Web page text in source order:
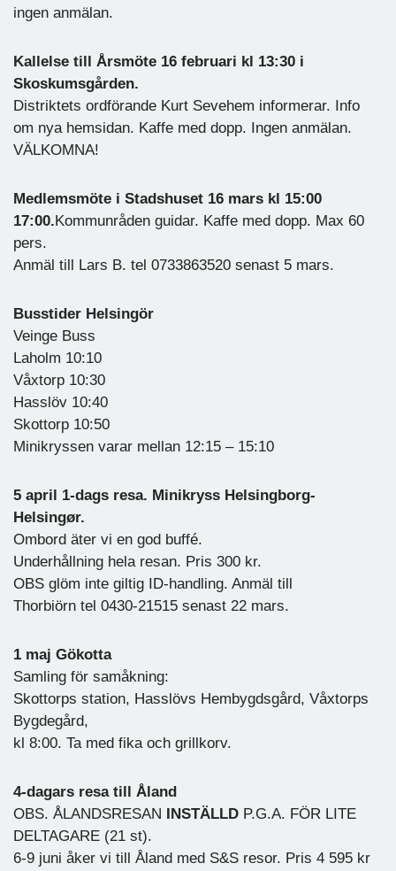
ingen anmälan.
Kallelse till Årsmöte 16 februari kl 13:30 i
Skoskumsgården.
Distriktets ordförande Kurt Sevehem informerar. Info
om nya hemsidan. Kaffe med dopp. Ingen anmälan.
VÄLKOMNA!
Medlemsmöte i Stadshuset 16 mars kl 15:00
17:00.Kommunråden guidar. Kaffe med dopp. Max 60
pers.
Anmäl till Lars B. tel 0733863520 senast 5 mars.
Busstider Helsingör
Veinge Buss
Laholm 10:10
Våxtorp 10:30
Hasslöv 10:40
Skottorp 10:50
Minikryssen varar mellan 12:15 – 15:10
5 april 1-dags resa. Minikryss Helsingborg-
Helsingør.
Ombord äter vi en god buffé.
Underhållning hela resan. Pris 300 kr.
OBS glöm inte giltig ID-handling. Anmäl till
Thorbiörn tel 0430-21515 senast 22 mars.
1 maj Gökotta
Samling för samåkning:
Skottorps station, Hasslövs Hembygdsgård, Våxtorps
Bygdegård,
kl 8:00. Ta med fika och grillkorv.
4-dagars resa till Åland
OBS. ÅLANDSRESAN INSTÄLLD P.G.A. FÖR LITE
DELTAGARE (21 st).
6-9 juni åker vi till Åland med S&S resor. Pris 4 595 kr